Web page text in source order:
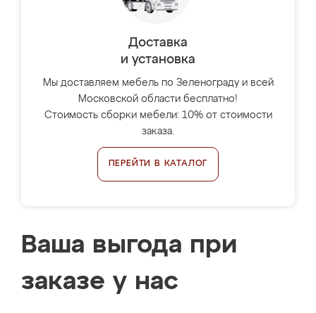
Доставка
и установка
Мы доставляем мебель по Зеленограду и всей
Московской области бесплатно!
Стоимость сборки мебели: 10% от стоимости
заказа.
ПЕРЕЙТИ В КАТАЛОГ
Ваша выгода при
заказе у нас